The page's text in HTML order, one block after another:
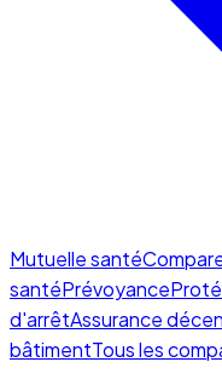
Mutuelle santé
santéPrévoyance
d'arrêtAssurance
bâtimentTous les